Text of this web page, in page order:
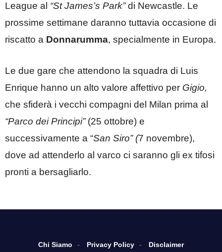
League al “St James’s Park”di Newcastle. Le
prossime settimane daranno tuttavia occasione di
riscatto a Donnarumma, specialmente in Europa.
Le due gare che attendono la squadra di Luis
Enrique hanno un alto valore affettivo per Gigio,
che sfiderà i vecchi compagni del Milan prima al
“Parco dei Principi” (25 ottobre) e
successivamente a “San Siro” (7 novembre),
dove ad attenderlo al varco ci saranno gli ex tifosi
pronti a bersagliarlo.
Chi Siamo Privacy Policy Disclaimer